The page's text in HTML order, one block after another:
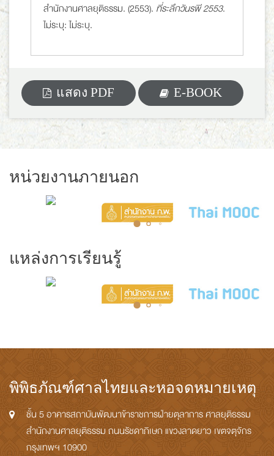
สำนักงานศาลยุติธรรม. (2553). ที่ระลึกวันรพี 2553.
ไม่ระบุ: ไม่ระบุ.
แสดง PDF E-BOOK
หน่วยงานภายนอก
แหล่งการเรียนรู้
พิพิธภัณฑ์ศาลไทยและหอจดหมายเหตุ
ชั้น 5 อาคารสถาบันพัฒนาข้าราชการฝ่ายตุลาการ ศาลยุติธรรม
สำนักงานศาลยุติธรรม ถนนรัชดาภิเษก แขวงลาดยาว เขตจตุจักร
กรุงเทพฯ 10900